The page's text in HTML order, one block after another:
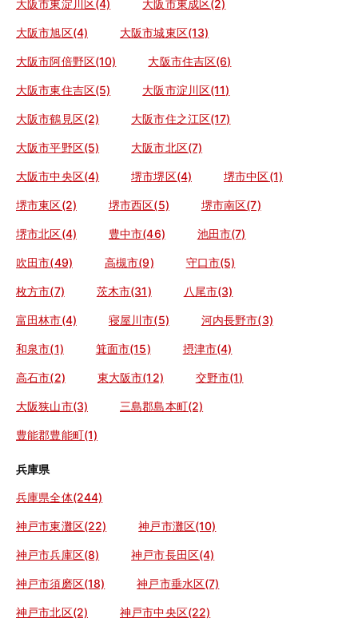
大阪市東淀川区(4) 大阪市東成区(2)
大阪市旭区(4) 大阪市城東区(13)
大阪市阿倍野区(10) 大阪市住吉区(6)
大阪市東住吉区(5) 大阪市淀川区(11)
大阪市鶴見区(2) 大阪市住之江区(17)
大阪市平野区(5) 大阪市北区(7)
大阪市中央区(4) 堺市堺区(4) 堺市中区(1)
堺市東区(2) 堺市西区(5) 堺市南区(7)
堺市北区(4) 豊中市(46) 池田市(7)
吹田市(49) 高槻市(9) 守口市(5)
枚方市(7) 茨木市(31) 八尾市(3)
富田林市(4) 寝屋川市(5) 河内長野市(3)
和泉市(1) 箕面市(15) 摂津市(4)
高石市(2) 東大阪市(12) 交野市(1)
大阪狭山市(3) 三島郡島本町(2)
豊能郡豊能町(1)
兵庫県
兵庫県全体(244)
神戸市東灘区(22) 神戸市灘区(10)
神戸市兵庫区(8) 神戸市長田区(4)
神戸市須磨区(18) 神戸市垂水区(7)
神戸市北区(2) 神戸市中央区(22)